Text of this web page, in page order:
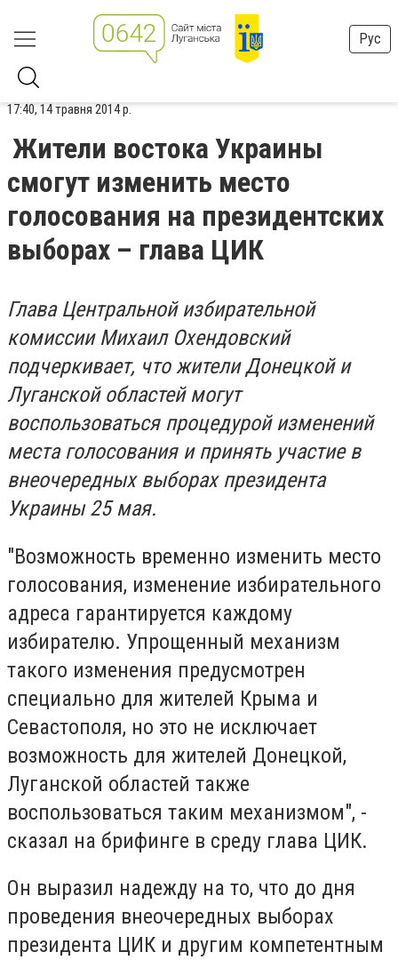
Рус
17:40, 14 травня 2014 р.
Жители востока Украины
смогут изменить место
голосования на президентских
выборах – глава ЦИК
Глава Центральной избирательной
комиссии Михаил Охендовский
подчеркивает, что жители Донецкой и
Луганской областей могут
воспользоваться процедурой изменений
места голосования и принять участие в
внеочередных выборах президента
Украины 25 мая.
"Возможность временно изменить место
голосования, изменение избирательного
адреса гарантируется каждому
избирателю. Упрощенный механизм
такого изменения предусмотрен
специально для жителей Крыма и
Севастополя, но это не исключает
возможность для жителей Донецкой,
Луганской областей также
воспользоваться таким механизмом", -
сказал на брифинге в среду глава ЦИК.
Он выразил надежду на то, что до дня
проведения внеочередных выборах
президента ЦИК и другим компетентным